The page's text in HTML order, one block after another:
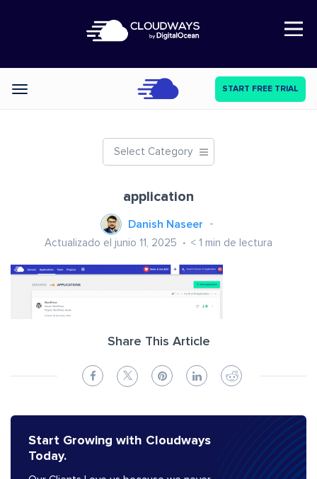
Open Nav
Categories START FREE TRIAL
Select Category
application
Danish Naseer
Actualizado el junio 11, 2025 < 1 min de lectura
Share This Article
Start Growing with Cloudways
Today.